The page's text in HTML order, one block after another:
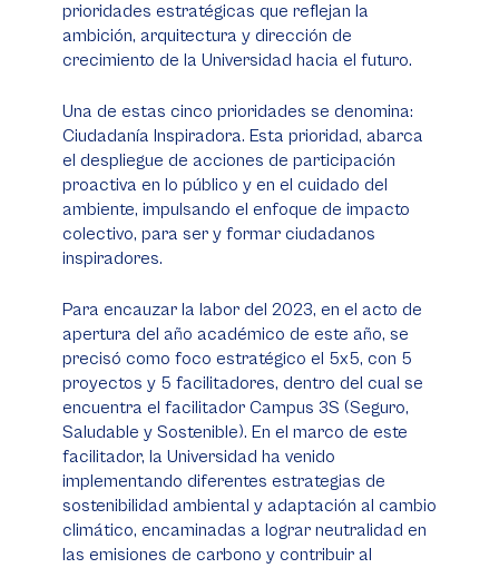
prioridades estratégicas que reflejan la
ambición, arquitectura y dirección de
crecimiento de la Universidad hacia el futuro.
Una de estas cinco prioridades se denomina:
Ciudadanía Inspiradora. Esta prioridad, abarca
el despliegue de acciones de participación
proactiva en lo público y en el cuidado del
ambiente, impulsando el enfoque de impacto
colectivo, para ser y formar ciudadanos
inspiradores.
Para encauzar la labor del 2023, en el acto de
apertura del año académico de este año, se
precisó como foco estratégico el 5x5, con 5
proyectos y 5 facilitadores, dentro del cual se
encuentra el facilitador Campus 3S (Seguro,
Saludable y Sostenible). En el marco de este
facilitador, la Universidad ha venido
implementando diferentes estrategias de
sostenibilidad ambiental y adaptación al cambio
climático, encaminadas a lograr neutralidad en
las emisiones de carbono y contribuir al